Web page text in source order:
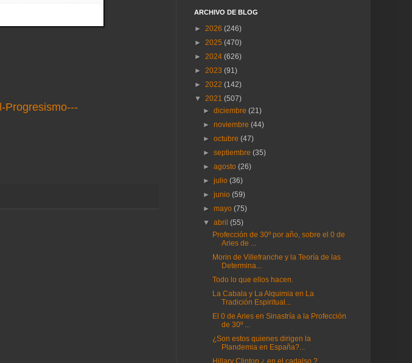
Progresismo---
ARCHIVO DE BLOG
► 2026 (246)
► 2025 (470)
► 2024 (626)
► 2023 (91)
► 2022 (142)
▼ 2021 (507)
►diciembre(21)
►noviembre(44)
►octubre(47)
►septiembre(35)
►agosto(26)
►julio(36)
►junio(59)
►mayo(75)
▼abril(55)
Profección de 30º por año, sobre el 0 de
Aries de ...
Morin de Villefranche y la Teoría de las
Determina...
Todo lo que ellos hacen.
La Cabala y La Alquimia en La
Tradición Espiritual...
El 0 de Aries en Sinastría a la Profección
de 30º ...
¿Son estos quienes dirigen la
Plandemia en España?...
Hillary Clinton ¿ en el cadalso ?